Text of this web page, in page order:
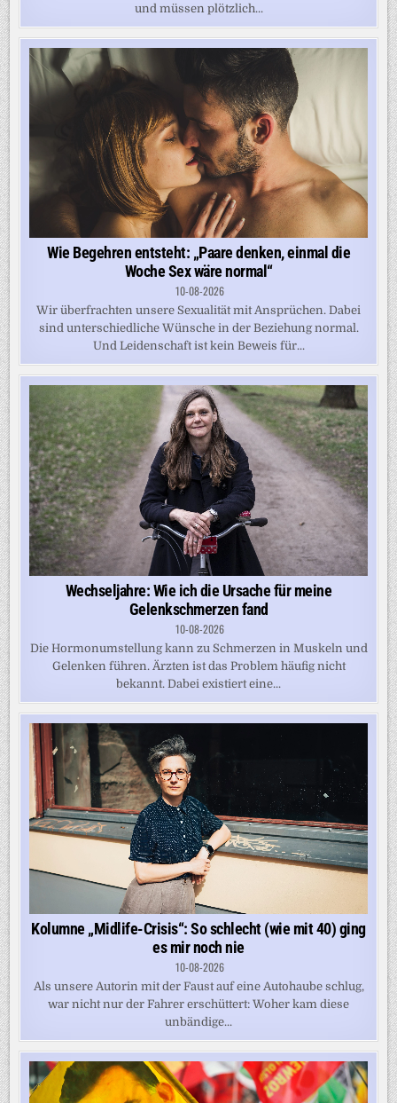
und müssen plötzlich...
Wie Begehren entsteht: „Paare denken, einmal die
Woche Sex wäre normal“
10-08-2026
Wir überfrachten unsere Sexualität mit Ansprüchen. Dabei
sind unterschiedliche Wünsche in der Beziehung normal.
Und Leidenschaft ist kein Beweis für...
Wechseljahre: Wie ich die Ursache für meine
Gelenkschmerzen fand
10-08-2026
Die Hormonumstellung kann zu Schmerzen in Muskeln und
Gelenken führen. Ärzten ist das Problem häufig nicht
bekannt. Dabei existiert eine...
Kolumne „Midlife-Crisis“: So schlecht (wie mit 40) ging
es mir noch nie
10-08-2026
Als unsere Autorin mit der Faust auf eine Autohaube schlug,
war nicht nur der Fahrer erschüttert: Woher kam diese
unbändige...